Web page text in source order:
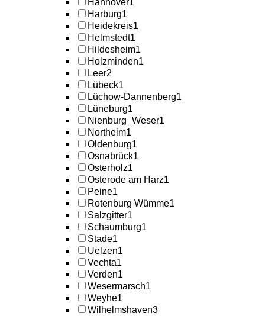
Hannover1
Harburg1
Heidekreis1
Helmstedt1
Hildesheim1
Holzminden1
Leer2
Lübeck1
Lüchow-Dannenberg1
Lüneburg1
Nienburg_Weser1
Northeim1
Oldenburg1
Osnabrück1
Osterholz1
Osterode am Harz1
Peine1
Rotenburg Wümme1
Salzgitter1
Schaumburg1
Stade1
Uelzen1
Vechta1
Verden1
Wesermarsch1
Weyhe1
Wilhelmshaven3